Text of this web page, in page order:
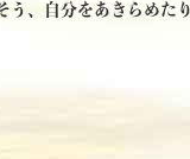
う、自分をあきらめた